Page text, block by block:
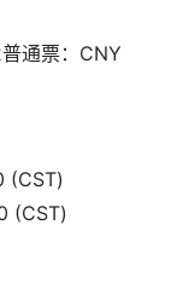
通票：CNY
(CST)
(CST)